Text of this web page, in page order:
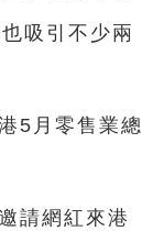
吸引不少兩
5月零售業總
請網紅來港